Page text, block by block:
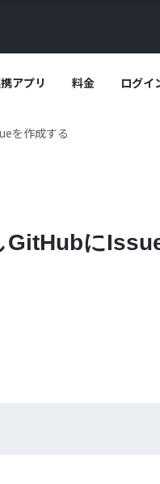
アプリ 料金 ログイ
を作成する
に